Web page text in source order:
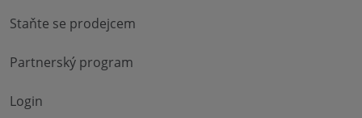
Staňte se prodejcem
Partnerský program
Login